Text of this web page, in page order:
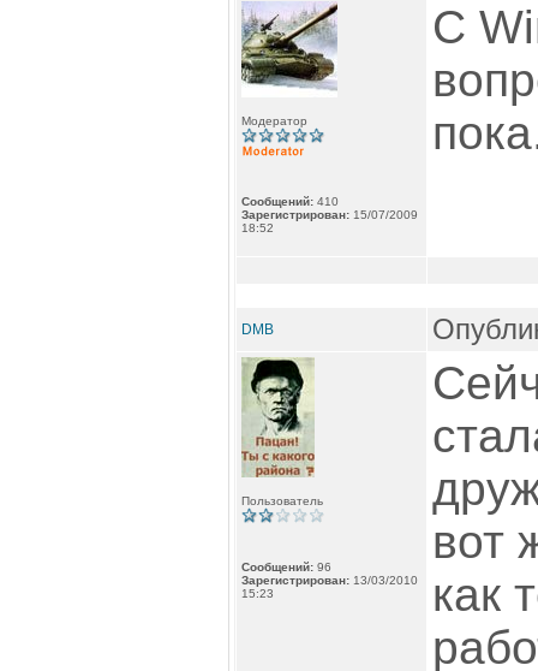
Модератор
Сообщений: 410
Зарегистрирован: 15/07/2009
18:52
С
DMB
Пользователь
Сообщений: 96
Зарегистрирован: 13/03/2010
15:23
вот
как